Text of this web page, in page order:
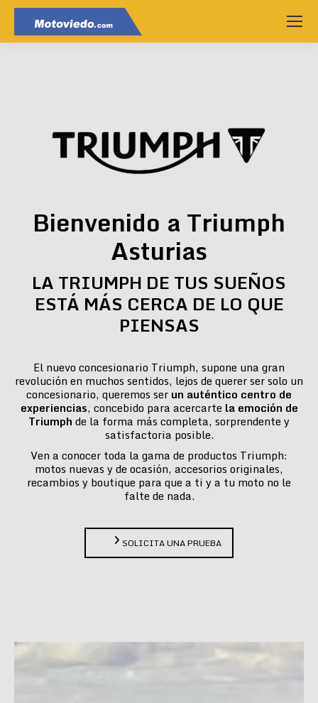
Bienvenido a Triumph
Asturias
LA TRIUMPH DE TUS SUEÑOS
ESTÁ MÁS CERCA DE LO QUE
PIENSAS
El nuevo concesionario Triumph, supone una gran
revolución en muchos sentidos, lejos de querer ser solo un
concesionario, queremos ser un auténtico centro de
experiencias, concebido para acercarte la emoción de
Triumph de la forma más completa, sorprendente y
satisfactoria posible.
Ven a conocer toda la gama de productos Triumph:
motos nuevas y de ocasión, accesorios originales,
recambios y boutique para que a ti y a tu moto no le
falte de nada.
SOLICITA UNA PRUEBA